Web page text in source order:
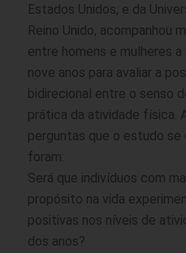
Estados Unidos, e da
Reino Unido, acompanhou
entre homens e mulheres
nove anos para avaliar a
bidirecional entre o senso
prática da atividade física.
perguntas que o estudo se
foram:
Será que indivíduos com
propósito na vida
positivas nos níveis de
dos anos?